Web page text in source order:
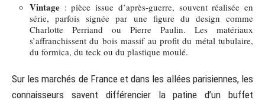
Vintage : pièce issue d’après-guerre, souvent réalisée en
série, parfois signée par une figure du design comme
Charlotte Perriand ou Pierre Paulin. Les matériaux
s’affranchissent du bois massif au profit du métal tubulaire,
du formica, du teck ou du plastique moulé.
Sur les marchés de France et dans les allées parisiennes, les
connaisseurs savent différencier la patine d’un buffet